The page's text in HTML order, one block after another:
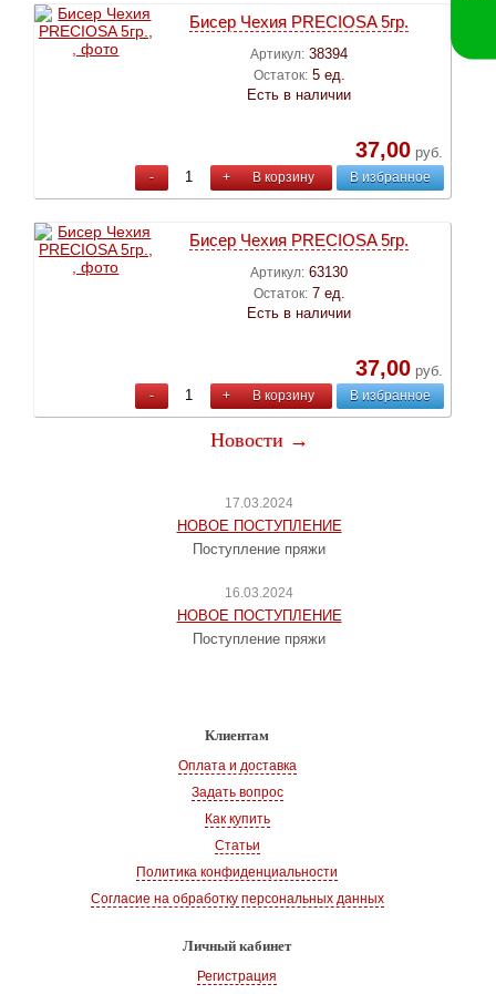
Бисер Чехия PRECIOSA 5гр.
Артикул: 38394
Остаток: 5 ед.
Есть в наличии
37,00руб.
- + В корзину В избранное
Бисер Чехия PRECIOSA 5гр.
Артикул: 63130
Остаток: 7 ед.
Есть в наличии
37,00руб.
- + В корзину В избранное
Новости →
17.03.2024
НОВОЕ ПОСТУПЛЕНИЕ
Поступление пряжи
16.03.2024
НОВОЕ ПОСТУПЛЕНИЕ
Поступление пряжи
Клиентам
Оплата и доставка
Задать вопрос
Как купить
Статьи
Политика конфиденциальности
Согласие на обработку персональных данных
Личный кабинет
Регистрация